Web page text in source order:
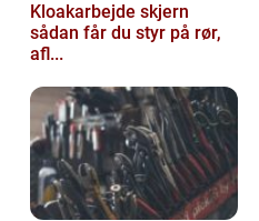
Kloakarbejde skjern
sådan får du styr på rør,
afl...